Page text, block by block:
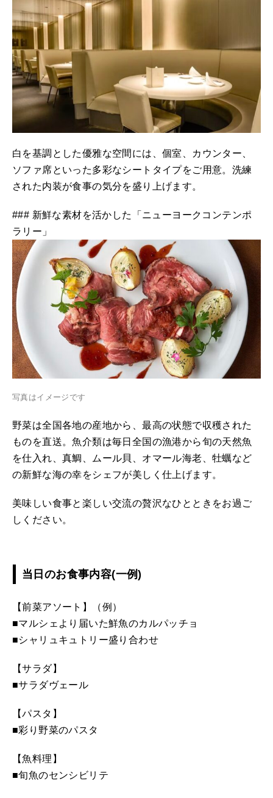
白を基調とした優雅な空間には、個室、カウンター、
ソファ席といった多彩なシートタイプをご用意。洗練
された内装が食事の気分を盛り上げます。
### 新鮮な素材を活かした「ニューヨークコンテンポ
ラリー」
写真はイメージです
野菜は全国各地の産地から、最高の状態で収穫された
ものを直送。魚介類は毎日全国の漁港から旬の天然魚
を仕入れ、真鯛、ムール貝、オマール海老、牡蠣など
の新鮮な海の幸をシェフが美しく仕上げます。
美味しい食事と楽しい交流の贅沢なひとときをお過ご
しください。
当日のお食事内容(一例)
【前菜アソート】（例）
■マルシェより届いた鮮魚のカルパッチョ
■シャリュキュトリー盛り合わせ
【サラダ】
■サラダヴェール
【パスタ】
■彩り野菜のパスタ
【魚料理】
■旬魚のセンシビリテ